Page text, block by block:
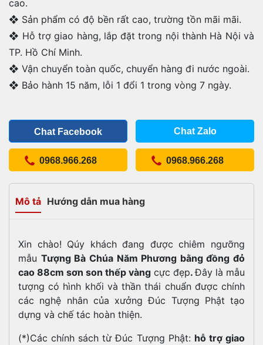
cao.
❖ Sản phẩm có độ bền rất cao, trường tồn mãi mãi.
❖ Hỗ trợ giao hàng, lắp đặt trong nội thành Hà Nội và
TP. Hồ Chí Minh.
❖ Vận chuyển toàn quốc, chuyển hàng đi nước ngoài.
❖ Bảo hành 15 năm, lỗi 1 đổi 1 trong vòng 7 ngày.
Chat Facebook Chat Zalo
0968.966.268 0968.966.268
Mô tả Hướng dẫn mua hàng
Xin chào! Qúy khách đang được chiêm ngưỡng
mẫu Tượng Bà Chúa Năm Phương bằng đồng đỏ
cao 88cm sơn son thếp vàng cực đẹp.Đây là mẫu
tượng có hình khối và thần thái chuẩn được chính
các nghệ nhân của xưởng Đúc Tượng Phật tạo
dựng và chế tác hoàn thiện.
(*)Các chính sách từ Đúc Tượng Phật: hỗ trợ giao